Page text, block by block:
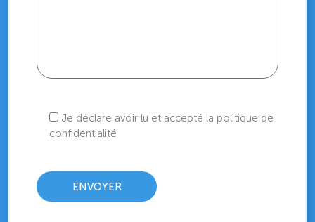
Je déclare avoir lu et accepté la politique de
confidentialité